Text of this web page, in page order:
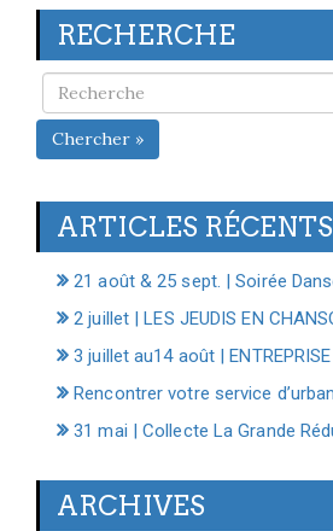
RECHERCHE
Chercher »
ARTICLES RÉCENTS
21 août & 25 sept. | Soirée
2 juillet | LES JEUDIS EN
3 juillet au14 août | ENTREPRISE
Rencontrer votre service
31 mai | Collecte La Grande
ARCHIVES